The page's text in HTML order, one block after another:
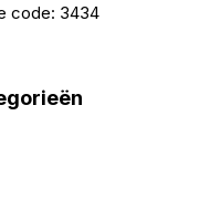
code: 3434